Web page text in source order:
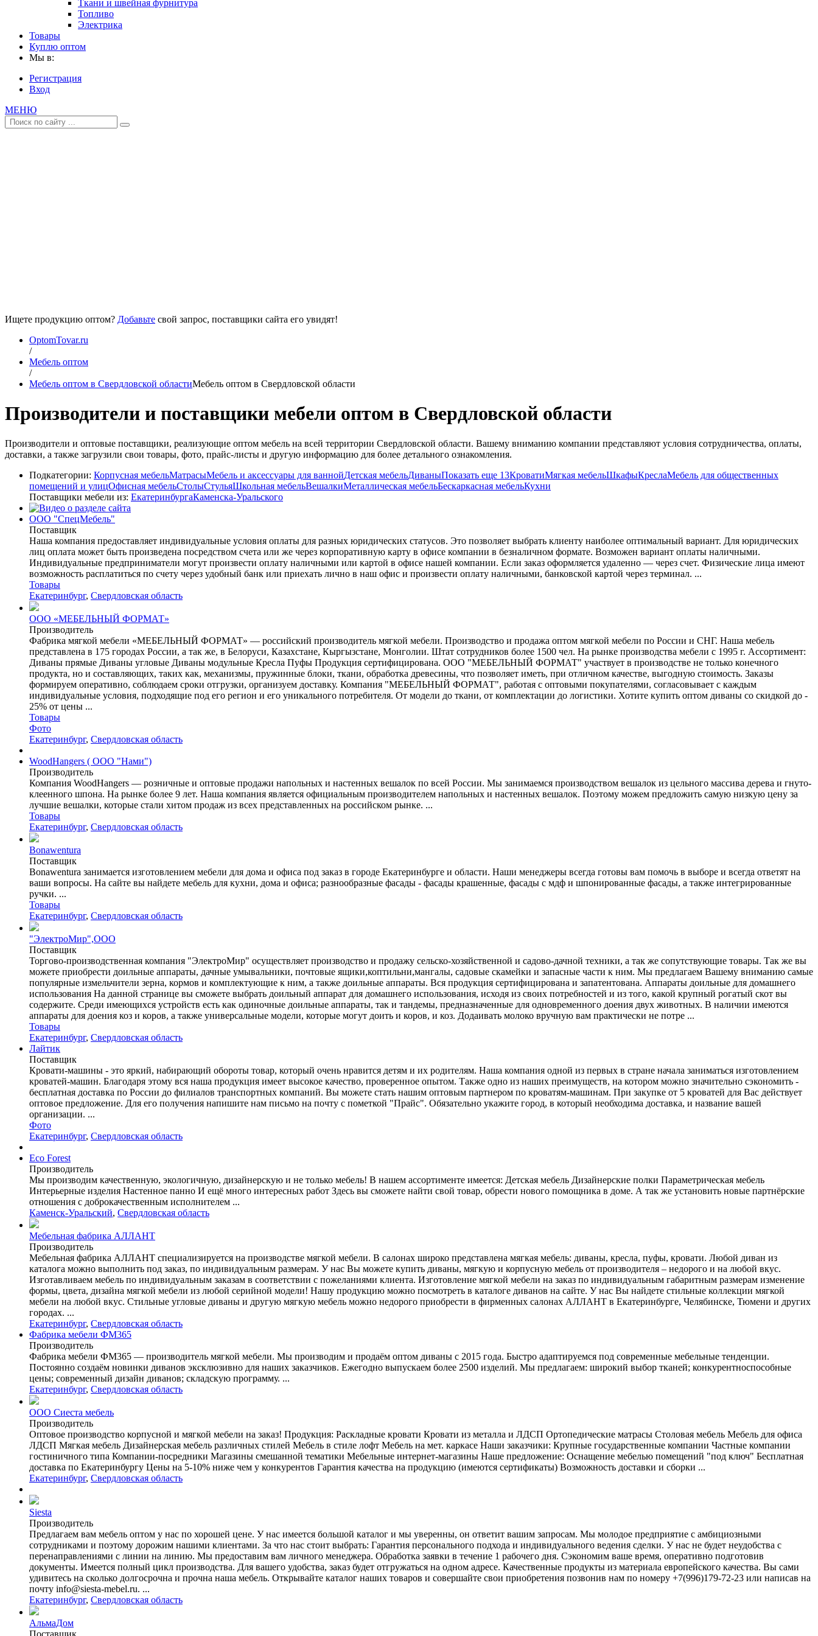
Ткани и швейная фурнитура
Топливо
Электрика
Товары
Куплю оптом
Мы в:
Регистрация
Вход
МЕНЮ
Ищете продукцию оптом? Добавьте свой запрос, поставщики сайта его увидят!
OptomTovar.ru
/
Мебель оптом
/
Мебель оптом в Свердловской областиМебель оптом в Свердловской области
Производители и поставщики мебели оптом в Свердловской области
Производители и оптовые поставщики, реализующие оптом мебель на всей территории Свердловской области. Вашему вниманию компании представляют условия сотрудничества, оплаты,
доставки, а также загрузили свои товары, фото, прайс-листы и другую информацию для более детального ознакомления.
Подкатегории: Корпусная мебельМатрасыМебель и аксессуары для ваннойДетская мебельДиваныПоказать еще 13КроватиМягкая мебельШкафыКреслаМебель для общественных
помещений и улицОфисная мебельСтолыСтульяШкольная мебельВешалкиМеталлическая мебельБескаркасная мебельКухни
Поставщики мебели из: ЕкатеринбургаКаменска-Уральского
ООО "СпецМебель"
Поставщик
Наша компания предоставляет индивидуальные условия оплаты для разных юридических статусов. Это позволяет выбрать клиенту наиболее оптимальный вариант. Для юридических
лиц оплата может быть произведена посредством счета или же через корпоративную карту в офисе компании в безналичном формате. Возможен вариант оплаты наличными.
Индивидуальные предприниматели могут произвести оплату наличными или картой в офисе нашей компании. Если заказ оформляется удаленно — через счет. Физические лица имеют
возможность расплатиться по счету через удобный банк или приехать лично в наш офис и произвести оплату наличными, банковской картой через терминал. ...
Товары
Екатеринбург, Свердловская область
ООО «МЕБЕЛЬНЫЙ ФОРМАТ»
Производитель
Фабрика мягкой мебели «МЕБЕЛЬНЫЙ ФОРМАТ» — российский производитель мягкой мебели. Производство и продажа оптом мягкой мебели по России и СНГ. Наша мебель
представлена в 175 городах России, а так же, в Белоруси, Казахстане, Кыргызстане, Монголии. Штат сотрудников более 1500 чел. На рынке производства мебели с 1995 г. Ассортимент:
Диваны прямые Диваны угловые Диваны модульные Кресла Пуфы Продукция сертифицирована. ООО "МЕБЕЛЬНЫЙ ФОРМАТ" участвует в производстве не только конечного
продукта, но и составляющих, таких как, механизмы, пружинные блоки, ткани, обработка древесины, что позволяет иметь, при отличном качестве, выгодную стоимость. Заказы
формируем оперативно, соблюдаем сроки отгрузки, организуем доставку. Компания "МЕБЕЛЬНЫЙ ФОРМАТ", работая с оптовыми покупателями, согласовывает с каждым
индивидуальные условия, подходящие под его регион и его уникального потребителя. От модели до ткани, от комплектации до логистики. Хотите купить оптом диваны со скидкой до -
25% от цены ...
Товары
Фото
Екатеринбург, Свердловская область
WoodHangers ( OOO "Нами")
Производитель
Компания WoodHangers — розничные и оптовые продажи напольных и настенных вешалок по всей России. Мы занимаемся производством вешалок из цельного массива дерева и гнуто-
клеенного шпона. На рынке более 9 лет. Наша компания является официальным производителем напольных и настенных вешалок. Поэтому можем предложить самую низкую цену за
лучшие вешалки, которые стали хитом продаж из всех представленных на российском рынке. ...
Товары
Екатеринбург, Свердловская область
Bonawentura
Поставщик
Bonawentura занимается изготовлением мебели для дома и офиса под заказ в городе Екатеринбурге и области. Наши менеджеры всегда готовы вам помочь в выборе и всегда ответят на
ваши вопросы. На сайте вы найдете мебель для кухни, дома и офиса; разнообразные фасады - фасады крашенные, фасады с мдф и шпонированные фасады, а также интегрированные
ручки. ...
Товары
Екатеринбург, Свердловская область
"ЭлектроМир",ООО
Поставщик
Торгово-производственная компания "ЭлектроМир" осуществляет производство и продажу сельско-хозяйственной и садово-дачной техники, а так же сопутствующие товары. Так же вы
можете приобрести доильные аппараты, дачные умывальники, почтовые ящики,коптильни,мангалы, садовые скамейки и запасные части к ним. Мы предлагаем Вашему вниманию самые
популярные измельчители зерна, кормов и комплектующие к ним, а также доильные аппараты. Вся продукция сертифицирована и запатентована. Аппараты доильные для домашнего
использования На данной странице вы сможете выбрать доильный аппарат для домашнего использования, исходя из своих потребностей и из того, какой крупный рогатый скот вы
содержите. Среди имеющихся устройств есть как одиночные доильные аппараты, так и тандемы, предназначенные для одновременного доения двух животных. В наличии имеются
аппараты для доения коз и коров, а также универсальные модели, которые могут доить и коров, и коз. Додаивать молоко вручную вам практически не потре ...
Товары
Екатеринбург, Свердловская область
Лайтик
Поставщик
Кровати-машины - это яркий, набирающий обороты товар, который очень нравится детям и их родителям. Наша компания одной из первых в стране начала заниматься изготовлением
кроватей-машин. Благодаря этому вся наша продукция имеет высокое качество, проверенное опытом. Также одно из наших преимуществ, на котором можно значительно сэкономить -
бесплатная доставка по России до филиалов транспортных компаний. Вы можете стать нашим оптовым партнером по кроватям-машинам. При закупке от 5 кроватей для Вас действует
оптовое предложение. Для его получения напишите нам письмо на почту с пометкой "Прайс". Обязательно укажите город, в который необходима доставка, и название вашей
организации. ...
Фото
Екатеринбург, Свердловская область
Eco Forest
Производитель
Мы производим качественную, экологичную, дизайнерскую и не только мебель! В нашем ассортименте имеется: Детская мебель Дизайнерские полки Параметрическая мебель
Интерьерные изделия Настенное панно И ещё много интересных работ Здесь вы сможете найти свой товар, обрести нового помощника в доме. А так же установить новые партнёрские
отношения с доброкачественным исполнителем ...
Каменск-Уральский, Свердловская область
Мебельная фабрика АЛЛАНТ
Производитель
Мебельная фабрика АЛЛАНТ специализируется на производстве мягкой мебели. В салонах широко представлена мягкая мебель: диваны, кресла, пуфы, кровати. Любой диван из
каталога можно выполнить под заказ, по индивидуальным размерам. У нас Вы можете купить диваны, мягкую и корпусную мебель от производителя – недорого и на любой вкус.
Изготавливаем мебель по индивидуальным заказам в соответствии с пожеланиями клиента. Изготовление мягкой мебели на заказ по индивидуальным габаритным размерам изменение
формы, цвета, дизайна мягкой мебели из любой серийной модели! Нашу продукцию можно посмотреть в каталоге диванов на сайте. У нас Вы найдете стильные коллекции мягкой
мебели на любой вкус. Стильные угловые диваны и другую мягкую мебель можно недорого приобрести в фирменных салонах АЛЛАНТ в Екатеринбурге, Челябинске, Тюмени и других
городах. ...
Екатеринбург, Свердловская область
Фабрика мебели ФМ365
Производитель
Фабрика мебели ФМ365 — производитель мягкой мебели. Мы производим и продаём оптом диваны с 2015 года. Быстро адаптируемся под современные мебельные тенденции.
Постоянно создаём новинки диванов эксклюзивно для наших заказчиков. Ежегодно выпускаем более 2500 изделий. Мы предлагаем: широкий выбор тканей; конкурентноспособные
цены; современный дизайн диванов; складскую программу. ...
Екатеринбург, Свердловская область
ООО Сиеста мебель
Производитель
Оптовое производство корпусной и мягкой мебели на заказ! Продукция: Раскладные кровати Кровати из металла и ЛДСП Ортопедические матрасы Столовая мебель Мебель для офиса
ЛДСП Мягкая мебель Дизайнерская мебель различных стилей Мебель в стиле лофт Мебель на мет. каркасе Наши заказчики: Крупные государственные компании Частные компании
гостиничного типа Компании-посредники Магазины смешанной тематики Мебельные интернет-магазины Наше предложение: Оснащение мебелью помещений "под ключ" Бесплатная
доставка по Екатеринбургу Цены на 5-10% ниже чем у конкурентов Гарантия качества на продукцию (имеются сертификаты) Возможность доставки и сборки ...
Екатеринбург, Свердловская область
Siesta
Производитель
Предлагаем вам мебель оптом у нас по хорошей цене. У нас имеется большой каталог и мы уверенны, он ответит вашим запросам. Мы молодое предприятие с амбициозными
сотрудниками и поэтому дорожим нашими клиентами. За что нас стоит выбрать: Гарантия персонального подхода и индивидуального ведения сделки. У нас не будет неудобства с
перенаправлениями с линии на линию. Мы предоставим вам личного менеджера. Обработка заявки в течение 1 рабочего дня. Сэкономим ваше время, оперативно подготовив
документы. Имеется полный цикл производства. Для вашего удобства, заказ будет отгружаться на одном адресе. Качественные продукты из материала европейского качества. Вы сами
удивитесь на сколько долгосрочна и прочна наша мебель. Открывайте каталог наших товаров и совершайте свои приобретения позвонив нам по номеру +7(996)179-72-23 или написав на
почту info@siesta-mebel.ru. ...
Екатеринбург, Свердловская область
АльмаДом
Поставщик